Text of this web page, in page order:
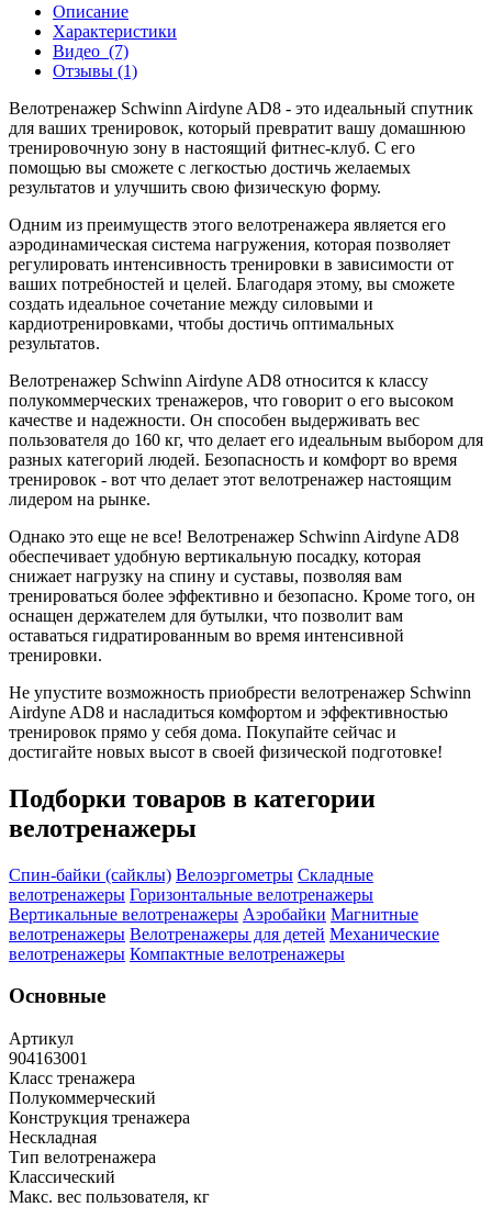
Описание
Характеристики
Видео (7)
Отзывы (1)
Велотренажер Schwinn Airdyne AD8 - это идеальный спутник
для ваших тренировок, который превратит вашу домашнюю
тренировочную зону в настоящий фитнес-клуб. С его
помощью вы сможете с легкостью достичь желаемых
результатов и улучшить свою физическую форму.
Одним из преимуществ этого велотренажера является его
аэродинамическая система нагружения, которая позволяет
регулировать интенсивность тренировки в зависимости от
ваших потребностей и целей. Благодаря этому, вы сможете
создать идеальное сочетание между силовыми и
кардиотренировками, чтобы достичь оптимальных
результатов.
Велотренажер Schwinn Airdyne AD8 относится к классу
полукоммерческих тренажеров, что говорит о его высоком
качестве и надежности. Он способен выдерживать вес
пользователя до 160 кг, что делает его идеальным выбором для
разных категорий людей. Безопасность и комфорт во время
тренировок - вот что делает этот велотренажер настоящим
лидером на рынке.
Однако это еще не все! Велотренажер Schwinn Airdyne AD8
обеспечивает удобную вертикальную посадку, которая
снижает нагрузку на спину и суставы, позволяя вам
тренироваться более эффективно и безопасно. Кроме того, он
оснащен держателем для бутылки, что позволит вам
оставаться гидратированным во время интенсивной
тренировки.
Не упустите возможность приобрести велотренажер Schwinn
Airdyne AD8 и насладиться комфортом и эффективностью
тренировок прямо у себя дома. Покупайте сейчас и
достигайте новых высот в своей физической подготовке!
Подборки товаров в категории
велотренажеры
Спин-байки (сайклы) Велоэргометры Складные
велотренажеры Горизонтальные велотренажеры
Вертикальные велотренажеры Аэробайки Магнитные
велотренажеры Велотренажеры для детей Механические
велотренажеры Компактные велотренажеры
Основные
Артикул
904163001
Класс тренажера
Полукоммерческий
Конструкция тренажера
Нескладная
Тип велотренажера
Классический
Макс. вес пользователя, кг